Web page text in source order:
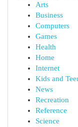
Arts
Business
Computers
Games
Health
Home
Internet
Kids and
News
Recreation
Reference
Science